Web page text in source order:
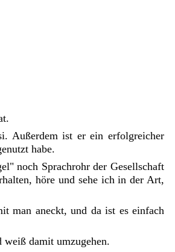
Außerdem ist er ein erfolgreicher
habe.
noch Sprachrohr der Gesellschaft
höre und sehe ich in der Art,
man aneckt, und da ist es einfach
damit umzugehen.